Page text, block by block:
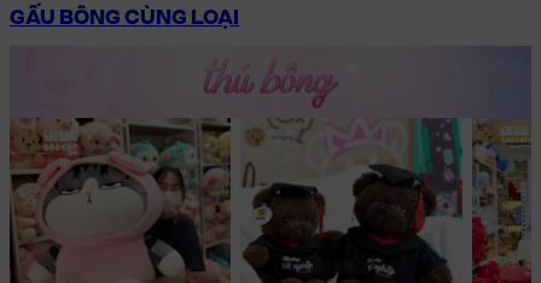
GẤU BÔNG CÙNG LOẠI